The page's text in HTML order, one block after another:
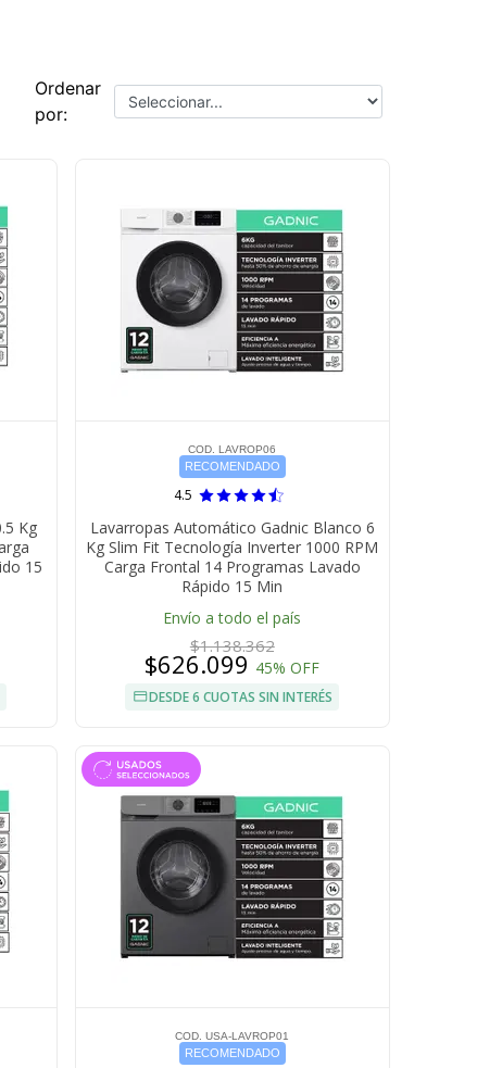
Ordenar
por:
Kg
15
COD. LAVROP06
RECOMENDADO
4.5
Lavarropas Automático Gadnic Blanco 6
Kg Slim Fit Tecnología Inverter 1000 RPM
Carga Frontal 14 Programas Lavado
Rápido 15 Min
Envío a todo el país
$1.138.362
$626.099 45% OFF
DESDE 6 CUOTAS SIN INTERÉS
COD. USA-LAVROP01
RECOMENDADO